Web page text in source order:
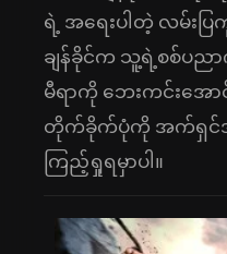
ရဲ့ အရေးပါတဲ့ လမ်းပ
ချန်ခိုင်က သူ့ရဲ့စစ်ပည
မီရာကို ဘေးကင်းအေ
တိုက်ခိုက်ပုံကို အက်ရှင်အ
ကြည့်ရှုရမှာပါ။